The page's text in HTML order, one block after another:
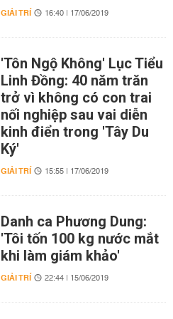
GIẢI TRÍ 16:40 | 17/06/2019
'Tôn Ngộ Không' Lục Tiểu
Linh Đồng: 40 năm trăn
trở vì không có con trai
nối nghiệp sau vai diễn
kinh điển trong 'Tây Du
Ký'
GIẢI TRÍ 15:55 | 17/06/2019
Danh ca Phương Dung:
'Tôi tốn 100 kg nước mắt
khi làm giám khảo'
GIẢI TRÍ 22:44 | 15/06/2019